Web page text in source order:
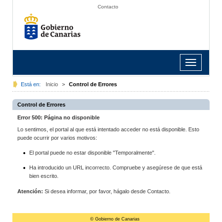
Contacto
Toggle
navigation
Está en: Inicio > Control de Errores
Control de Errores
Error 500: Página no disponible
Lo sentimos, el portal al que está intentado acceder no está disponible. Esto
puede ocurrir por varios motivos:
El portal puede no estar disponible "Temporalmente".
Ha introducido un URL incorrecto. Compruebe y asegúrese de que está
bien escrito.
Atención: Si desea informar, por favor, hágalo desde Contacto.
© Gobierno de Canarias